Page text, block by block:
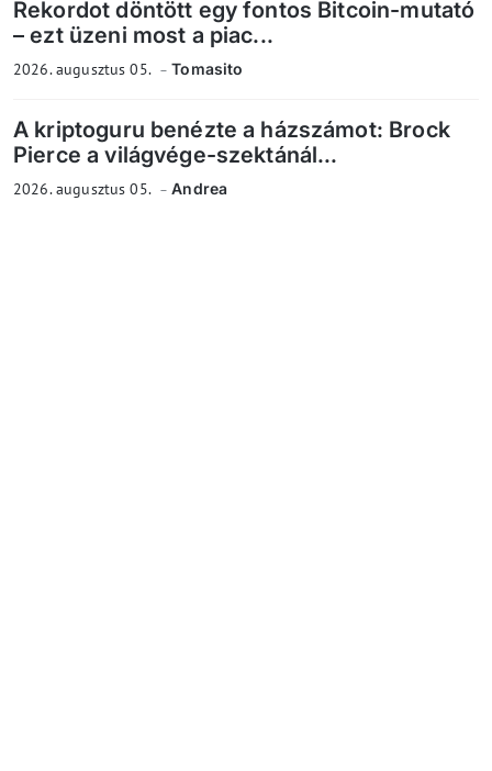
Rekordot döntött egy fontos Bitcoin-mutató
– ezt üzeni most a piac...
2026. augusztus 05. Tomasito
A kriptoguru benézte a házszámot: Brock
Pierce a világvége-szektánál...
2026. augusztus 05. Andrea